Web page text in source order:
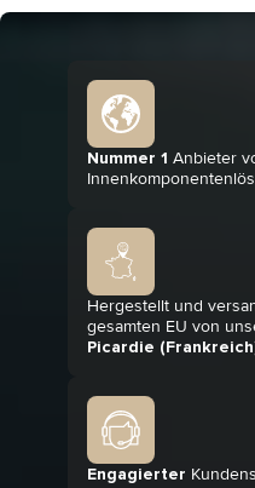
Nummer 1 Anbieter
Hergestellt und
gesamten EU von
Picardie
Engagierter